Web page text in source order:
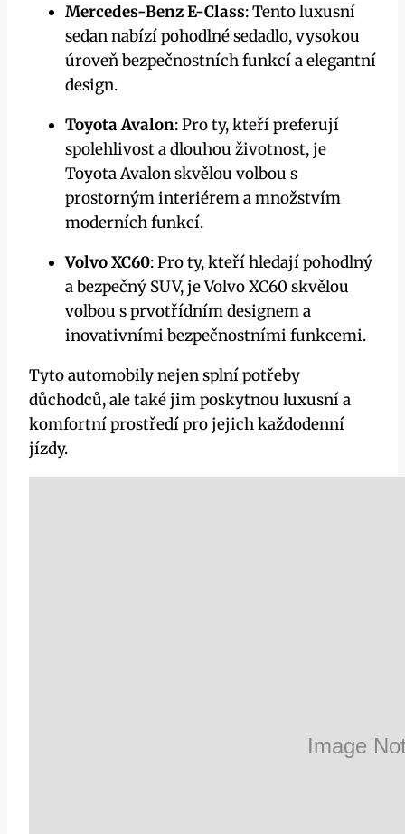
Mercedes-Benz E-Class: Tento luxusní
sedan nabízí pohodlné sedadlo, vysokou
úroveň bezpečnostních funkcí a elegantní
design.
Toyota Avalon: Pro ty, kteří preferují
spolehlivost a dlouhou životnost, je
Toyota Avalon skvělou volbou s
prostorným interiérem a množstvím
moderních funkcí.
Volvo XC60: Pro ty, kteří hledají pohodlný
a bezpečný SUV, je Volvo XC60 skvělou
volbou s prvotřídním designem a
inovativními bezpečnostními funkcemi.
Tyto automobily nejen splní potřeby
důchodců, ale také jim poskytnou luxusní a
komfortní prostředí pro jejich každodenní
jízdy.